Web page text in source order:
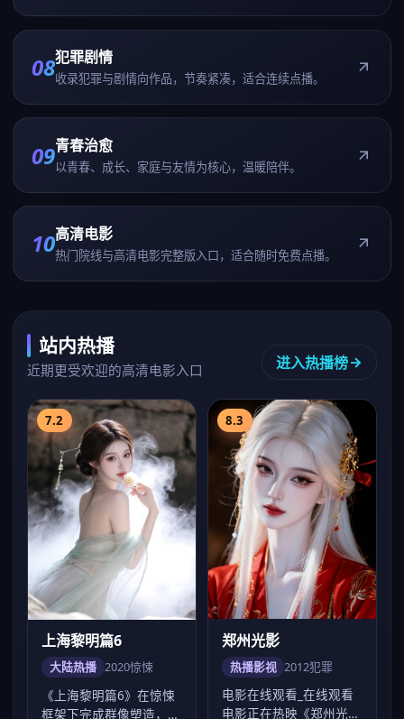
08犯罪剧情
收录犯罪与剧情向作品，节奏紧凑，适合连续点播。
09青春治愈
以青春、成长、家庭与友情为核心，温暖陪伴。
10高清电影
热门院线与高清电影完整版入口，适合随时免费点播。
站内热播
近期更受欢迎的高清电影入口 进入热播榜
7.2
上海黎明篇6
大陆热播 2020惊悚
《上海黎明篇6》在惊悚
框架下完成群像塑造，杨
8.3
郑州光影
热播影视 2012犯罪
电影在线观看_在线观看
电影正在热映《郑州光